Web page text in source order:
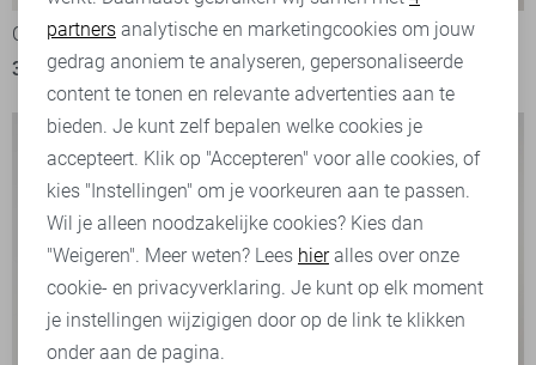
Campbell Polo
35,00 69,99
Campbell Overhemd
35,00 69,99
Marketing cookies
partners analytische en marketingcookies om jouw
gedrag anoniem te analyseren, gepersonaliseerde
content te tonen en relevante advertenties aan te
bieden. Je kunt zelf bepalen welke cookies je
accepteert. Klik op "Accepteren" voor alle cookies, of
kies "Instellingen" om je voorkeuren aan te passen.
Wil je alleen noodzakelijke cookies? Kies dan
"Weigeren". Meer weten? Lees hieralles over onze
cookie- en privacyverklaring. Je kunt op elk moment
je instellingen wijzigigen door op de link te klikken
onder aan de pagina.